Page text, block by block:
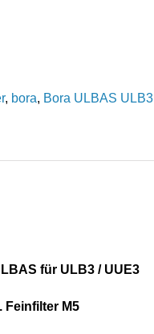
, bora, Bora ULBAS ULB3
für ULB3 / UUE3
Feinfilter M5